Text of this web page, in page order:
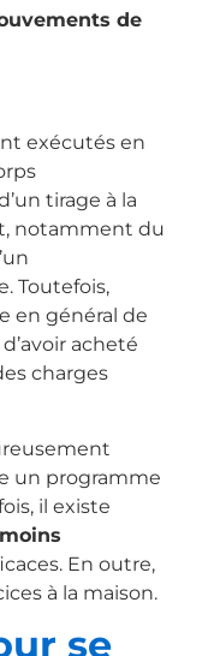
de
exécutés en
tirage à la
notamment du
Toutefois,
en général de
acheté
charges
un programme
il existe
En outre,
à la maison.
se